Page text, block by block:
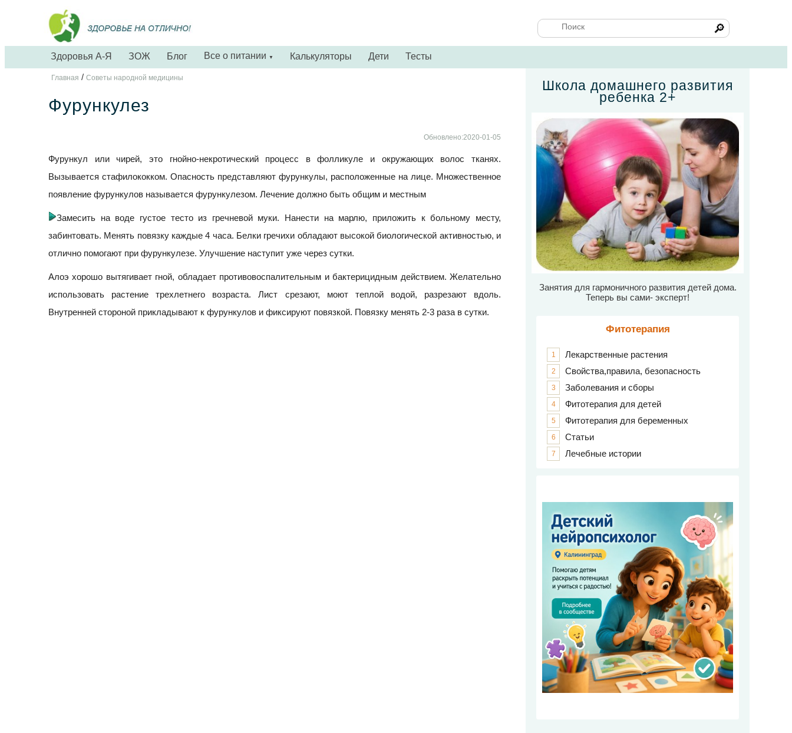
🔎
Здоровья А-Я ЗОЖ Блог Все о питании ▼ Калькуляторы Дети Тесты
Главная / Советы народной медицины
Фурункулез
Обновлено:2020-01-05
Фурункул или чирей, это гнойно-некротический процесс в фолликуле и окружающих волос тканях.
Вызывается стафилококком. Опасность представляют фурункулы, расположенные на лице. Множественное
появление фурункулов называется фурункулезом. Лечение должно быть общим и местным
Замесить на воде густое тесто из гречневой муки. Нанести на марлю, приложить к больному месту,
забинтовать. Менять повязку каждые 4 часа. Белки гречихи обладают высокой биологической активностью, и
отлично помогают при фурункулезе. Улучшение наступит уже через сутки.
Алоэ хорошо вытягивает гной, обладает противовоспалительным и бактерицидным действием. Желательно
использовать растение трехлетнего возраста. Лист срезают, моют теплой водой, разрезают вдоль.
Внутренней стороной прикладывают к фурункулов и фиксируют повязкой. Повязку менять 2-3 раза в сутки.
Школа домашнего развития
ребенка 2+
Занятия для гармоничного развития детей дома.
Теперь вы сами- эксперт!
Фитотерапия
1 Лекарственные растения
2 Свойства,правила, безопасность
3 Заболевания и сборы
4 Фитотерапия для детей
5 Фитотерапия для беременных
6 Статьи
7 Лечебные истории